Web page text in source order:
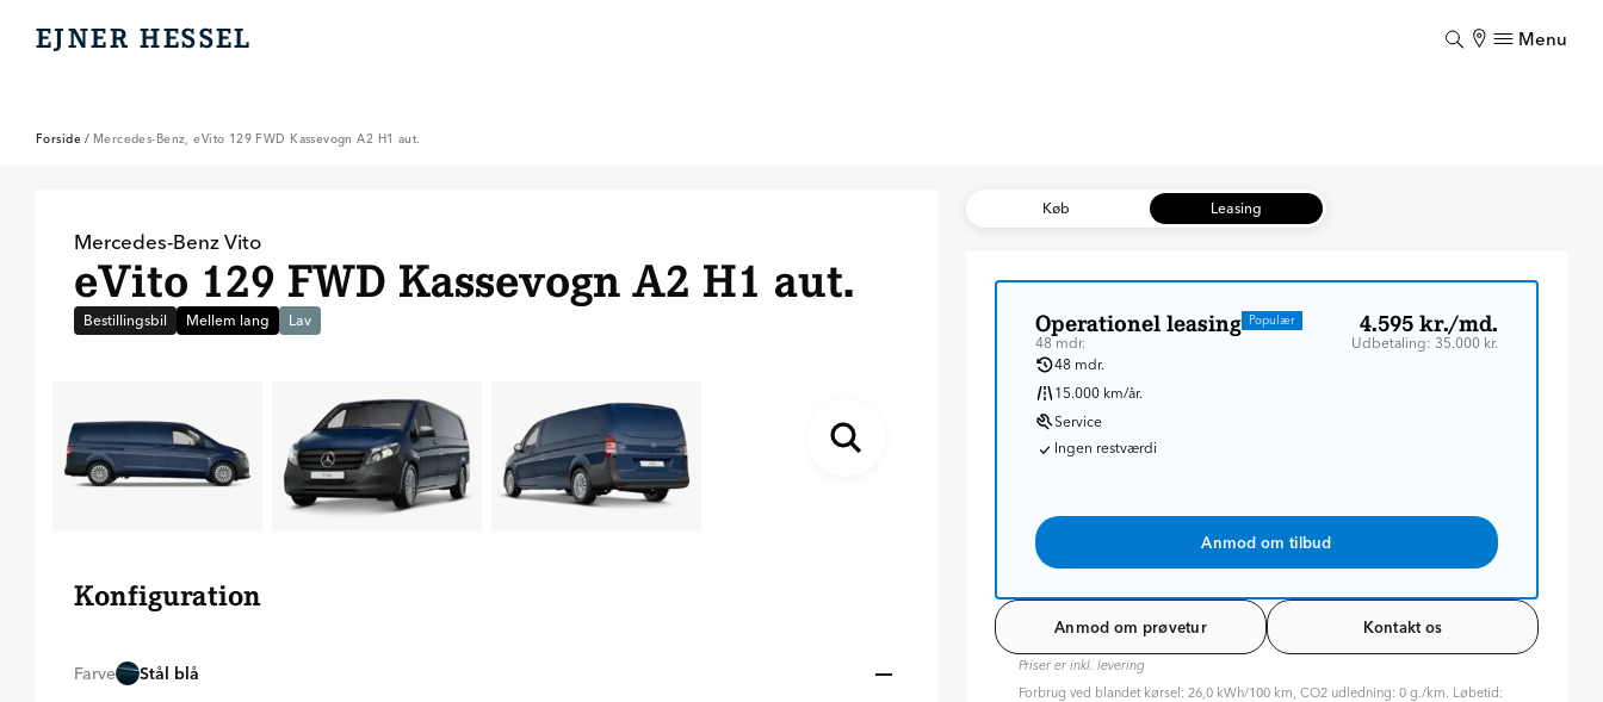
EJNER HESSEL Menu
Forside / Mercedes-Benz, eVito 129 FWD Kassevogn A2 H1 aut.
Mercedes-BenzVito
eVito 129 FWD Kassevogn A2 H1 aut.
Bestillingsbil Mellem lang Lav
Konfiguration
Farve Stål blå
Køb Leasing
Operationel leasing
48 mdr.
Populær 4.595 kr./md.
Udbetaling: 35.000 kr.
48 mdr.
15.000 km/år.
Service
Ingen restværdi
Anmod om tilbud
Anmod om prøvetur Kontakt os
Priser er inkl. levering
Forbrug ved blandet kørsel: 26,0 kWh/100 km, CO2 udledning: 0 g./km. Løbetid:
Luk